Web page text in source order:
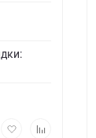
ДобавитьДобавить